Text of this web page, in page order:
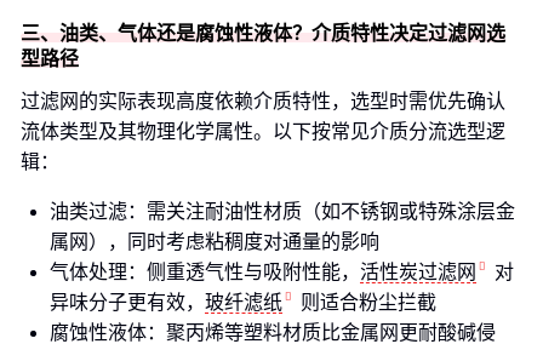
三、油类、气体还是腐蚀性液体？介质特性决定过滤网选
型路径
过滤网的实际表现高度依赖介质特性，选型时需优先确认
流体类型及其物理化学属性。以下按常见介质分流选型逻
辑：
油类过滤：需关注耐油性材质（如不锈钢或特殊涂层金
属网），同时考虑粘稠度对通量的影响
气体处理：侧重透气性与吸附性能， 活性炭过滤网
对
异味分子更有效， 玻纤滤纸
则适合粉尘拦截
腐蚀性液体：聚丙烯等塑料材质比金属网更耐酸碱侵